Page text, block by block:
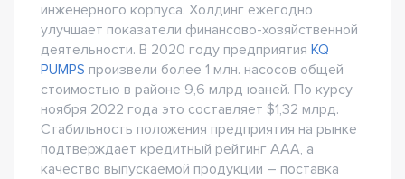
инженерного корпуса. Холдинг ежегодно
улучшает показатели финансово-хозяйственной
деятельности. В 2020 году предприятия KQ
PUMPS произвели более 1 млн. насосов общей
стоимостью в районе 9,6 млрд юаней. По курсу
ноября 2022 года это составляет $1,32 млрд.
Стабильность положения предприятия на рынке
подтверждает кредитный рейтинг ААА, а
качество выпускаемой продукции – поставка